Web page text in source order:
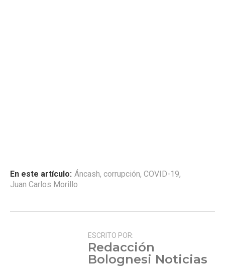
En este artículo: Áncash, corrupción, COVID-19,
Juan Carlos Morillo
ESCRITO POR:
Redacción
Bolognesi Noticias